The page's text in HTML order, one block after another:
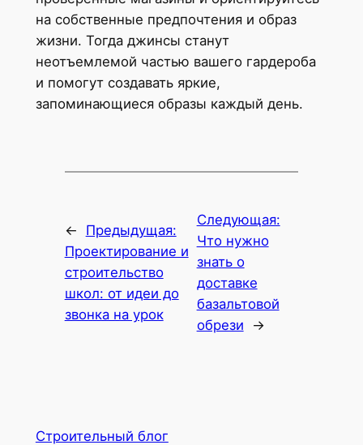
на собственные предпочтения и образ
жизни. Тогда джинсы станут
неотъемлемой частью вашего гардероба
и помогут создавать яркие,
запоминающиеся образы каждый день.
←
Предыдущая:
Проектирование и
строительство
школ: от идеи до
звонка на урок
Следующая:
Что нужно
знать о
доставке
базальтовой
обрези
→
Строительный блог